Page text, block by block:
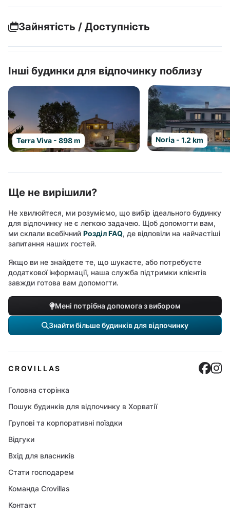
Зайнятість / Доступність
Інші будинки для відпочинку поблизу
Terra Viva - 898 m Noria - 1.2 km
Ще не вирішили?
Не хвилюйтеся, ми розуміємо, що вибір ідеального будинку
для відпочинку не є легкою задачею. Щоб допомогти вам,
ми склали всебічний Розділ FAQ, де відповіли на найчастіші
запитання наших гостей.
Якщо ви не знайдете те, що шукаєте, або потребуєте
додаткової інформації, наша служба підтримки клієнтів
завжди готова вам допомогти.
Мені потрібна допомога з вибором
Знайти більше будинків для відпочинку
CROVILLAS
Головна сторінка
Пошук будинків для відпочинку в Хорватії
Групові та корпоративні поїздки
Відгуки
Вхід для власників
Стати господарем
Команда Crovillas
Контакт